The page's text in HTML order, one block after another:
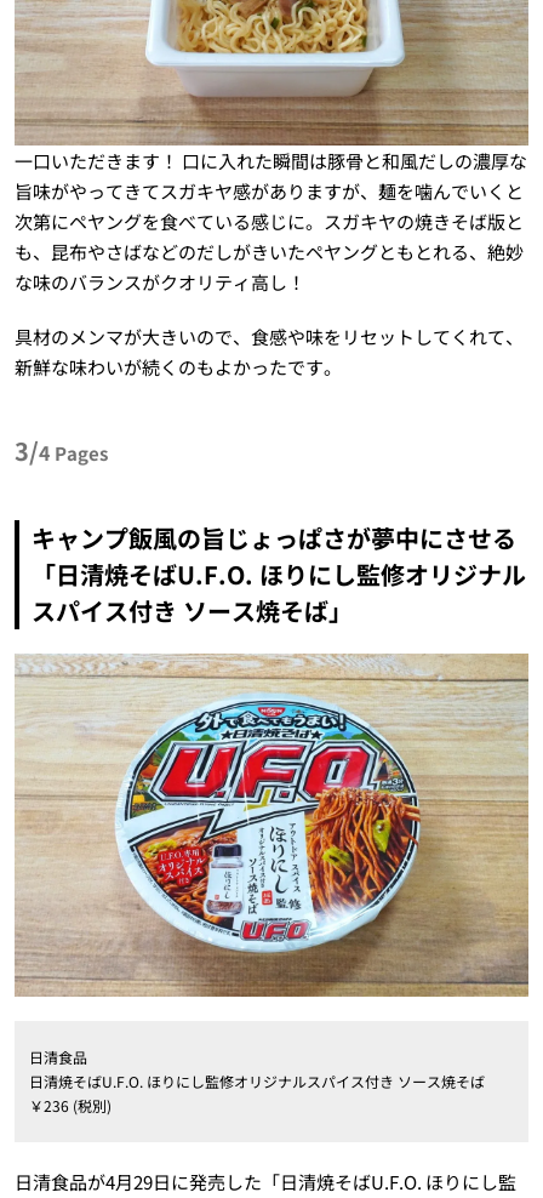
一口いただきます！ 口に入れた瞬間は豚骨と和風だしの濃厚な
旨味がやってきてスガキヤ感がありますが、麺を噛んでいくと
次第にペヤングを食べている感じに。スガキヤの焼きそば版と
も、昆布やさばなどのだしがきいたペヤングともとれる、絶妙
な味のバランスがクオリティ高し！
具材のメンマが大きいので、食感や味をリセットしてくれて、
新鮮な味わいが続くのもよかったです。
3/4 Pages
キャンプ飯風の旨じょっぱさが夢中にさせる
「日清焼そばU.F.O. ほりにし監修オリジナル
スパイス付き ソース焼そば」
日清食品
日清焼そばU.F.O. ほりにし監修オリジナルスパイス付き ソース焼そば
￥236 (税別)
日清食品が4月29日に発売した「日清焼そばU.F.O. ほりにし監